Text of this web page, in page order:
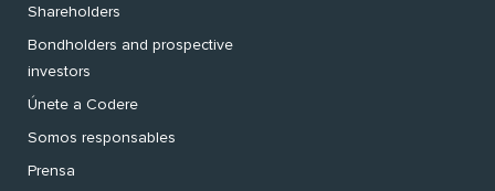
Shareholders
Bondholders and prospective
investors
Únete a Codere
Somos responsables
Prensa